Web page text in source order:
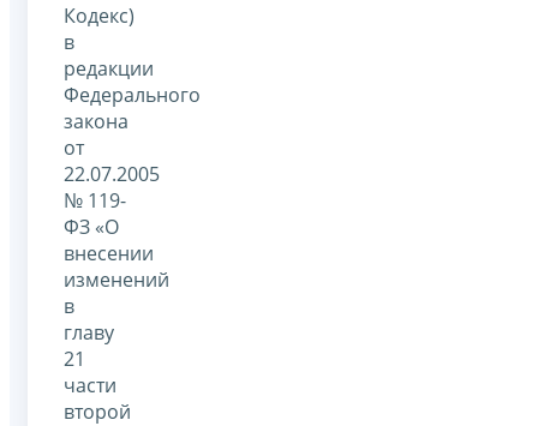
Кодекс)
в
редакции
Федерального
закона
от
22.07.2005
№ 119-
ФЗ «О
внесении
изменений
в
главу
21
части
второй